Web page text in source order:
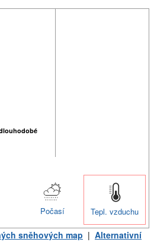
Tepl. vzduchu
Počasí
sněhových map | Alternativní